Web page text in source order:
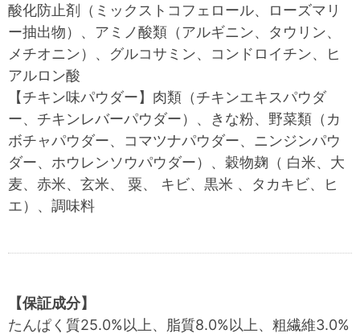
酸化防止剤（ミックストコフェロール、ローズマリ
ー抽出物）、アミノ酸類（アルギニン、タウリン、
メチオニン）、グルコサミン、コンドロイチン、ヒ
アルロン酸
【チキン味パウダー】肉類（チキンエキスパウダ
ー、チキンレバーパウダー）、きな粉、野菜類（カ
ボチャパウダー、コマツナパウダー、ニンジンパウ
ダー、ホウレンソウパウダー）、穀物麹（ 白米、大
麦、赤米、玄米、 粟、 キビ、黒米 、タカキビ、ヒ
エ）、調味料
【保証成分】
たんぱく質25.0%以上、脂質8.0%以上、粗繊維3.0%